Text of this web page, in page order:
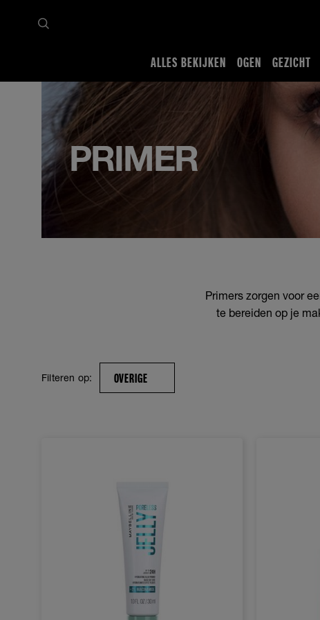
ALLES BEKIJKEN OGEN GEZICHT
Gezicht Primer
PRIMER
Primers zorgen voor
te bereiden op je
Filteren op: OVERIGE